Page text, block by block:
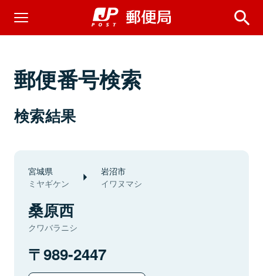
郵便番号検索
検索結果
宮城県
ミヤギケン
岩沼市
イワヌマシ
桑原西
クワバラニシ
989-2447